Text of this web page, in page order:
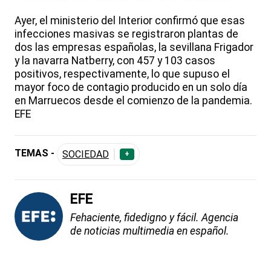
Ayer, el ministerio del Interior confirmó que esas
infecciones masivas se registraron plantas de
dos las empresas españolas, la sevillana Frigador
y la navarra Natberry, con 457 y 103 casos
positivos, respectivamente, lo que supuso el
mayor foco de contagio producido en un solo día
en Marruecos desde el comienzo de la pandemia.
EFE
TEMAS - SOCIEDAD +
EFE
Fehaciente, fidedigno y fácil. Agencia
de noticias multimedia en español.